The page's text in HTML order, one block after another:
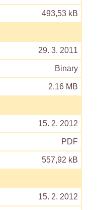
493,53 kB
29. 3. 2011
Binary
2,16 MB
15. 2. 2012
PDF
557,92 kB
15. 2. 2012